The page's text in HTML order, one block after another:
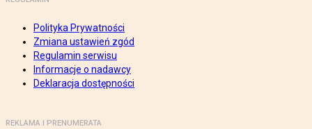
Polityka Prywatności
Zmiana ustawień zgód
Regulamin serwisu
Informacje o nadawcy
Deklaracja dostępności
REKLAMA I PRENUMERATA